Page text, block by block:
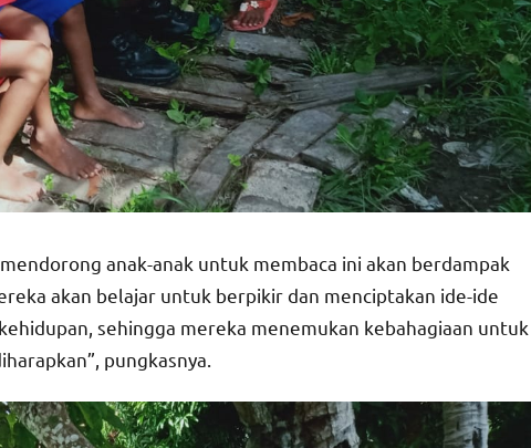
anak-anak untuk membaca ini akan berdampak
akan belajar untuk berpikir dan menciptakan ide-ide
sehingga mereka menemukan kebahagiaan untuk
pungkasnya.